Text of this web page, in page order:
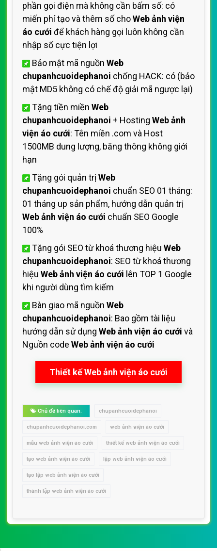
phần gọi điện mà không cần bấm số: có
miến phí tạo và thêm số choWeb ảnh viện
áo cưới để khách hàng gọi luôn không cần
nhập số cực tiện lợi
Bảo mật mã nguồn Web
chupanhcuoidephanoi chống HACK: có (bảo
mật MD5 không có chế độ giải mã ngược lại)
Tặng tiền miền Web
chupanhcuoidephanoi + Hosting Web ảnh
viện áo cưới: Tên miền .com và Host
1500MB dung lượng, băng thông không giới
hạn
Tặng gói quản trị Web
chupanhcuoidephanoi chuẩn SEO 01 tháng:
01 tháng up sản phẩm, hướng dẫn quản trị
Web ảnh viện áo cưới chuẩn SEO Google
100%
Tặng gói SEO từ khoá thương hiệu Web
chupanhcuoidephanoi: SEO từ khoá thương
hiệu Web ảnh viện áo cưới lên TOP 1 Google
khi người dùng tìm kiếm
Bàn giao mã nguồn Web
chupanhcuoidephanoi: Bao gồm tài liệu
hướng dẫn sử dụng Web ảnh viện áo cưới và
Nguồn code Web ảnh viện áo cưới
Thiết kế Web ảnh viện áo cưới
Chủ đề liên quan: chupanhcuoidephanoi
chupanhcuoidephanoi.com web ảnh viện áo cưới
mẫu web ảnh viện áo cưới thiết kế web ảnh viện áo cưới
tạo web ảnh viện áo cưới lập web ảnh viện áo cưới
tạo lập web ảnh viện áo cưới
thành lập web ảnh viện áo cưới